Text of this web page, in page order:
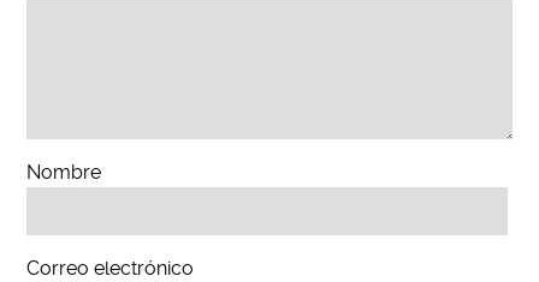
Nombre
Correo electrónico